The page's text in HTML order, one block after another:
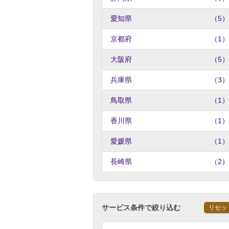
愛知県 （5）
京都府 （1）
大阪府 （5）
兵庫県 （3）
鳥取県 （1）
香川県 （1）
愛媛県 （1）
長崎県 （2）
サービス条件で絞り込む リセッ